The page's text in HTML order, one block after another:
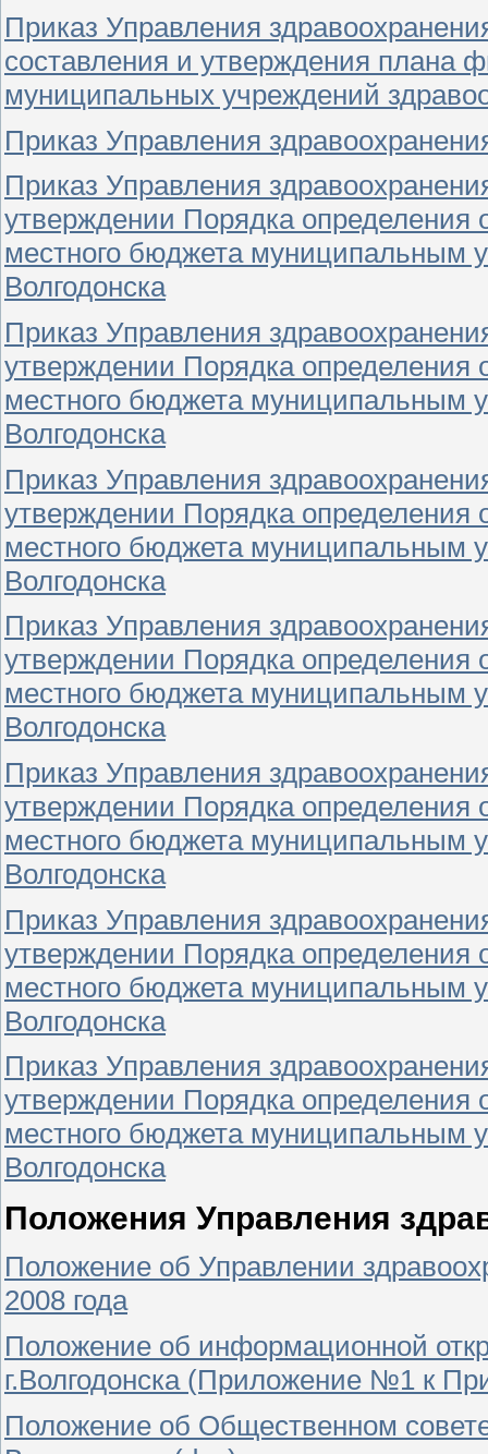
Приказ Управления
составления и утверждения плана
муниципальных учреждений
Приказ Управления
Приказ Управления
утверждении Порядка определения
местного бюджета муниципальным
Волгодонска
Приказ Управления
утверждении Порядка определения
местного бюджета муниципальным
Волгодонска
Приказ Управления
утверждении Порядка определения
местного бюджета муниципальным
Волгодонска
Приказ Управления
утверждении Порядка определения
местного бюджета муниципальным
Волгодонска
Приказ Управления
утверждении Порядка определения
местного бюджета муниципальным
Волгодонска
Приказ Управления
утверждении Порядка определения
местного бюджета муниципальным
Волгодонска
Приказ Управления
утверждении Порядка определения
местного бюджета муниципальным
Волгодонска
Положения Управления
Положение об Управлении
2008 года
Положение об информационной
г.Волгодонска (Приложение №1 к
Положение об Общественном